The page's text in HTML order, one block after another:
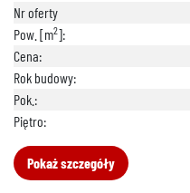
Nr oferty
Pow. [m2]:
Cena:
Rok budowy:
Pok.:
Piętro:
Pokaż szczegóły